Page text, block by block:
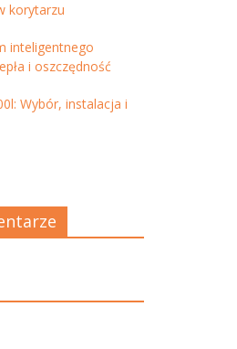
korytarzu
inteligentnego
i oszczędność
Wybór, instalacja i